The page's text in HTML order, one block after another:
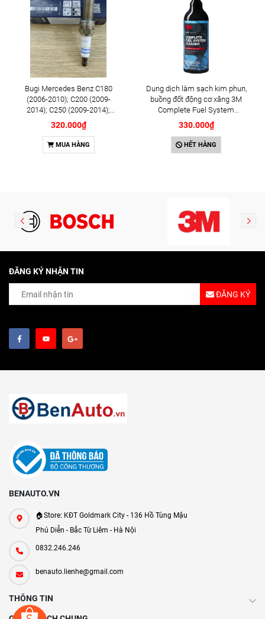
Bugi Mercedes Benz C180
(2006-2010); C200 (2009-
2014); C250 (2009-2014);
E250 (2009-2013); G500
(2008-2015); GL450 (2006-
2012), S500 (2005-2011);
SLK200 (2011-2015) chính
320.000₫
MUA HÀNG
Dung dịch làm sạch kim phun,
buồng đốt động cơ xăng 3M
Complete Fuel System
Cleaner 473ml (08813)
330.000₫
HẾT HÀNG
ĐĂNG KÝ NHẬN TIN
ĐĂNG KÝ
BENAUTO.VN
🏠Store: KĐT Goldmark City - 136 Hồ Tùng Mậu
Phú Diễn - Bắc Từ Liêm - Hà Nội
0832.246.246
benauto.lienhe@gmail.com
THÔNG TIN